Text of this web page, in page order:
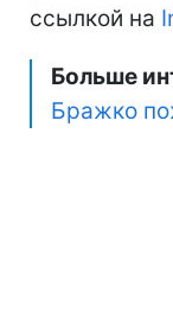
ссылкой на
Больше
Бражко